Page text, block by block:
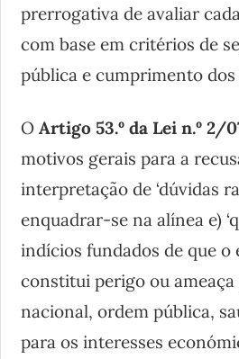
prerrogativa de avaliar
com base em critérios de
pública e cumprimento
OArtigo 53.º da Lei n.º 2/
motivos gerais para a
interpretação de ‘dúvidas
enquadrar-se na alínea e)
indícios fundados de que o
constitui perigo ou
nacional, ordem pública,
para os interesses